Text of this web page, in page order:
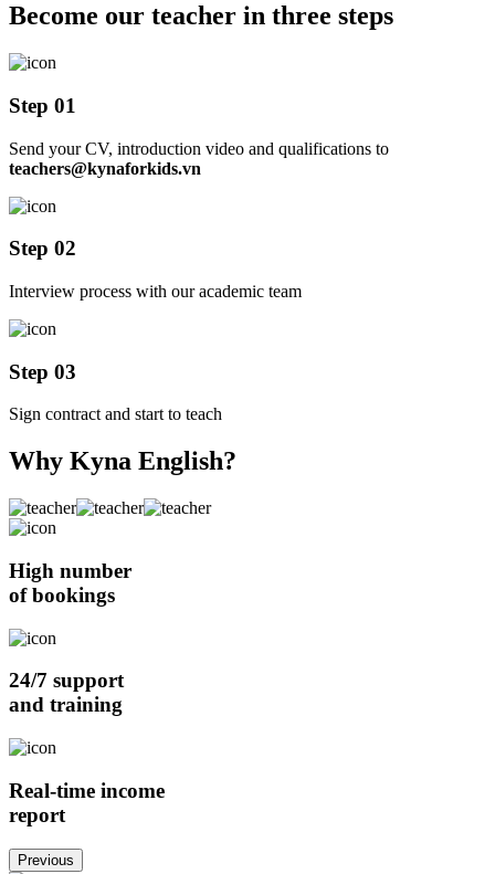
Become our teacher in three steps
Step 01
Send your CV, introduction video and qualifications to
teachers@kynaforkids.vn
Step 02
Interview process with our academic team
Step 03
Sign contract and start to teach
Why Kyna English?
High number
of bookings
24/7 support
and training
Real-time income
report
Previous